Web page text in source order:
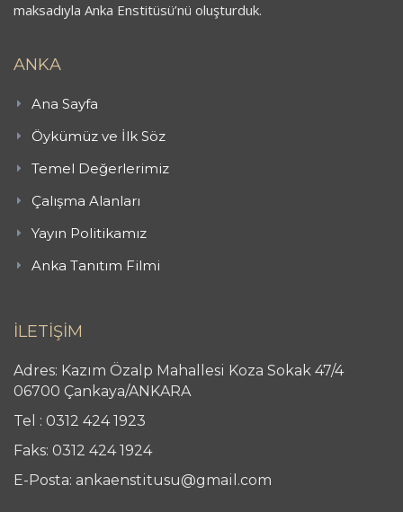
maksadıyla Anka Enstitüsü’nü oluşturduk.
ANKA
Ana Sayfa
Öykümüz ve İlk Söz
Temel Değerlerimiz
Çalışma Alanları
Yayın Politikamız
Anka Tanıtım Filmi
İLETİŞİM
Adres: Kazım Özalp Mahallesi Koza Sokak 47/4
06700 Çankaya/ANKARA
Tel : 0312 424 1923
Faks: 0312 424 1924
E-Posta: ankaenstitusu@gmail.com